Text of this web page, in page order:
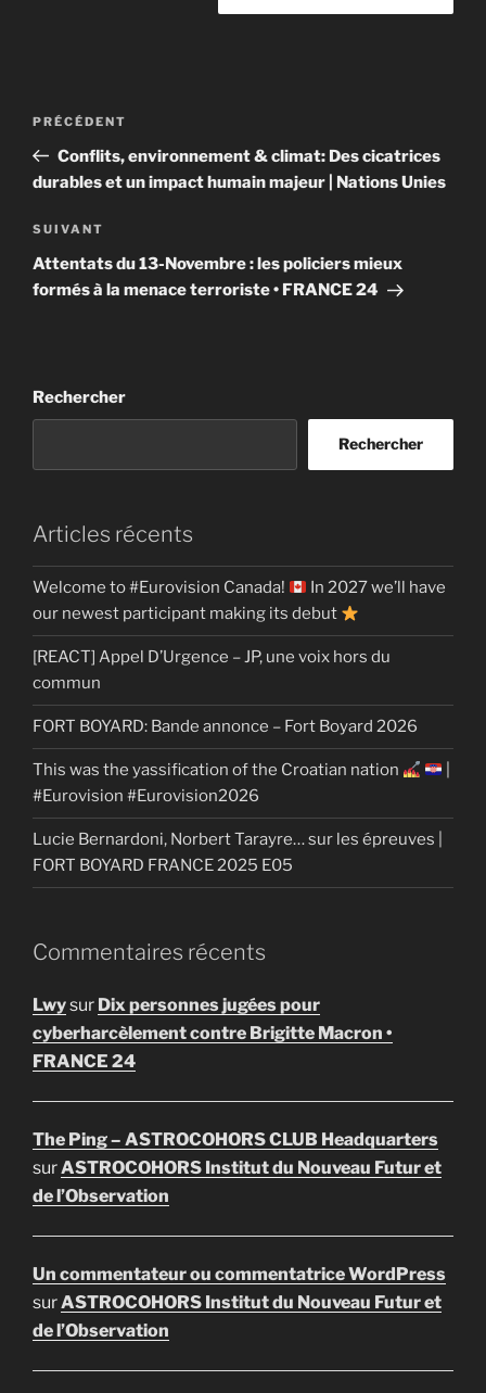
Navigation
l’article
Article
précédent
PRÉCÉDENT
Conflits, environnement & climat: Des cicatrices
durables et un impact humain majeur | Nations Unies
Article
suivant
SUIVANT
Attentats du 13-Novembre : les policiers mieux
formés à la menace terroriste • FRANCE 24
Rechercher
Rechercher
Articles récents
Welcome to #Eurovision Canada!
In 2027 we’ll have
our newest participant making its debut
[REACT] Appel D’Urgence – JP, une voix hors du
commun
FORT BOYARD: Bande annonce – Fort Boyard 2026
This was the yassification of the Croatian nation
#Eurovision #Eurovision2026
Lucie Bernardoni, Norbert Tarayre… sur les épreuves |
FORT BOYARD FRANCE 2025 E05
Commentaires récents
Lwysur Dix personnes jugées pour
cyberharcèlement contre Brigitte Macron •
FRANCE 24
The Ping – ASTROCOHORS CLUB Headquarters
surASTROCOHORS Institut du Nouveau Futur et
de l’Observation
Un commentateur ou commentatrice WordPress
surASTROCOHORS Institut du Nouveau Futur et
de l’Observation